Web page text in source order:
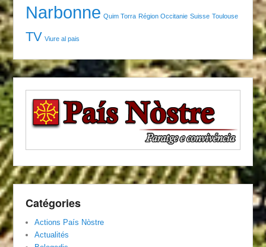
Narbonne Quim Torra Région Occitanie Suisse Toulouse
TV Viure al pais
Catégories
Actions País Nòstre
Actualités